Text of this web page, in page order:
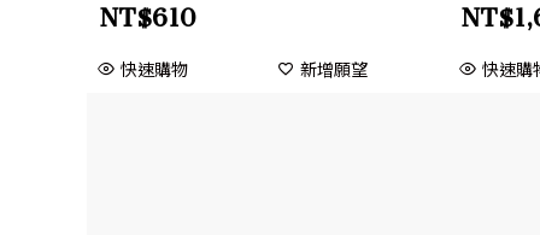
NT$610
快速購物 新增願望
NT$
快速購